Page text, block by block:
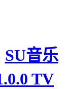
SU音乐
TV